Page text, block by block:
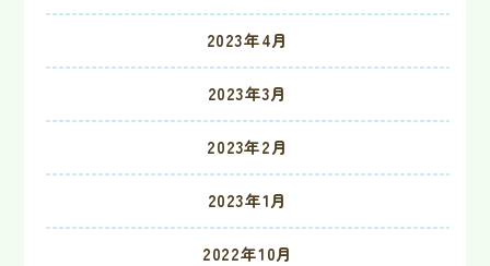
2023年4月
2023年3月
2023年2月
2023年1月
2022年10月